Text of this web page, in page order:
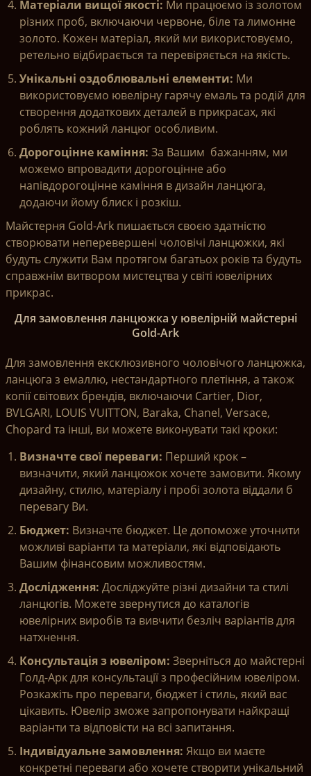
Матеріали вищої якості: Ми працюємо із золотом
різних проб, включаючи червоне, біле та лимонне
золото. Кожен матеріал, який ми використовуємо,
ретельно відбирається та перевіряється на якість.
Унікальні оздоблювальні елементи: Ми
використовуємо ювелірну гарячу емаль та родій для
створення додаткових деталей в прикрасах, які
роблять кожний ланцюг особливим.
Дорогоцінне каміння: За Вашим бажанням, ми
можемо впровадити дорогоцінне або
напівдорогоцінне каміння в дизайн ланцюга,
додаючи йому блиск і розкіш.
Майстерня Gold-Ark пишається своєю здатністю
створювати неперевершені чоловічі ланцюжки, які
будуть служити Вам протягом багатьох років та будуть
справжнім витвором мистецтва у світі ювелірних
прикрас.
Для замовлення ланцюжка у ювелірній майстерні
Gold-Ark
Для замовлення ексклюзивного чоловічого ланцюжка,
ланцюга з емаллю, нестандартного плетіння, а також
копії світових брендів, включаючи Cartier, Dior,
BVLGARI, LOUIS VUITTON, Baraka, Chanel, Versace,
Chopard та інші, ви можете виконувати такі кроки:
Визначте свої переваги: ​​ Перший крок –
визначити, який ланцюжок хочете замовити. Якому
дизайну, стилю, матеріалу і пробі золота віддали б
перевагу Ви.
Бюджет: Визначте бюджет. Це допоможе уточнити
можливі варіанти та матеріали, які відповідають
Вашим фінансовим можливостям.
Дослідження: Досліджуйте різні дизайни та стилі
ланцюгів. Можете звернутися до каталогів
ювелірних виробів та вивчити безліч варіантів для
натхнення.
Консультація з ювеліром: Зверніться до майстерні
Голд-Арк для консультації з професійним ювеліром.
Розкажіть про переваги, бюджет і стиль, який вас
цікавить. Ювелір зможе запропонувати найкращі
варіанти та відповісти на всі запитання.
Індивідуальне замовлення: Якщо ви маєте
конкретні переваги або хочете створити унікальний